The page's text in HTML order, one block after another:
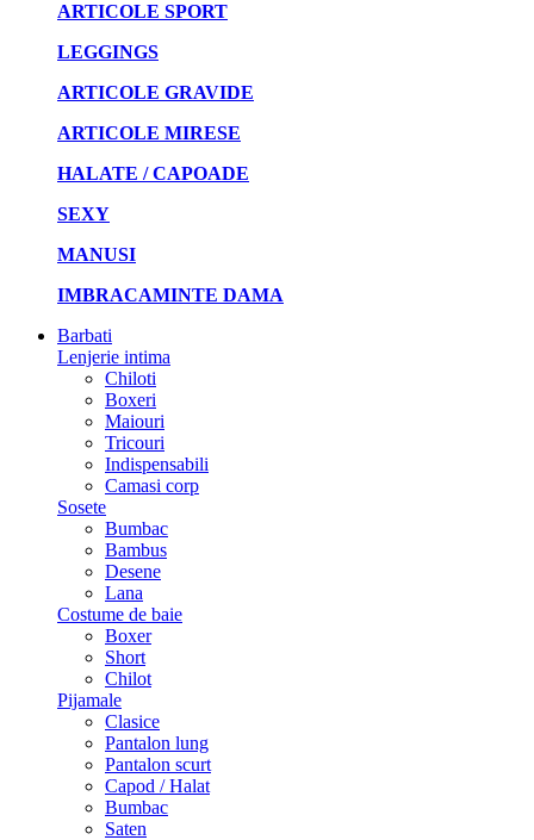
ARTICOLE SPORT
LEGGINGS
ARTICOLE GRAVIDE
ARTICOLE MIRESE
HALATE / CAPOADE
SEXY
MANUSI
IMBRACAMINTE DAMA
Barbati
Lenjerie intima
Chiloti
Boxeri
Maiouri
Tricouri
Indispensabili
Camasi corp
Sosete
Bumbac
Bambus
Desene
Lana
Costume de baie
Boxer
Short
Chilot
Pijamale
Clasice
Pantalon lung
Pantalon scurt
Capod / Halat
Bumbac
Saten